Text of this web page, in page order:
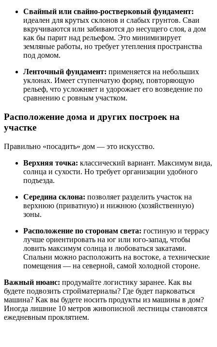
Свайный или свайно-ростверковый фундамент:
идеален для крутых склонов и слабых грунтов. Сваи
вкручиваются или забиваются до несущего слоя, а дом
как бы парит над рельефом. Это минимизирует
земляные работы, но требует утепления пространства
под домом.
Ленточный фундамент: применяется на небольших
уклонах. Имеет ступенчатую форму, повторяющую
рельеф, что усложняет и удорожает его возведение по
сравнению с ровным участком.
Расположение дома и других построек на
участке
Правильно «посадить» дом — это искусство.
Верхняя точка: классический вариант. Максимум вида,
солнца и сухости. Но требует организации удобного
подъезда.
Середина склона: позволяет разделить участок на
верхнюю (приватную) и нижнюю (хозяйственную)
зоны.
Расположение по сторонам света: гостиную и террасу
лучше ориентировать на юг или юго-запад, чтобы
ловить максимум солнца и любоваться закатами.
Спальни можно расположить на востоке, а технические
помещения — на северной, самой холодной стороне.
Важный нюанс: продумайте логистику заранее. Как вы
будете подвозить стройматериалы? Где будет парковаться
машина? Как вы будете носить продукты из машины в дом?
Иногда лишние 10 метров живописной лестницы становятся
ежедневным проклятием.